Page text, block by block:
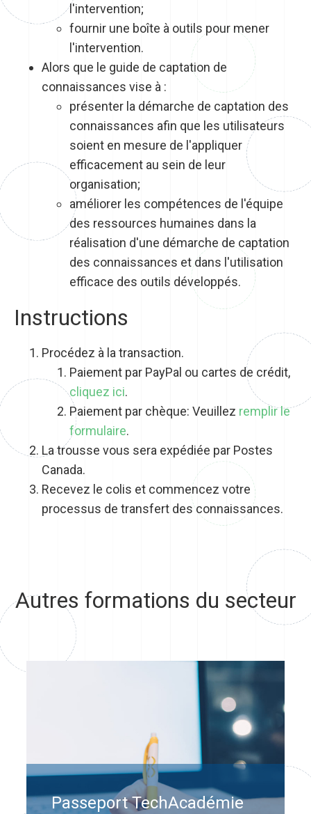
l'intervention;
fournir une boîte à outils pour mener
l'intervention.
Alors que le guide de captation de
connaissances vise à :
​présenter la démarche de captation des
connaissances afin que les utilisateurs
soient en mesure de l'appliquer
efficacement au sein de leur
organisation;
améliorer les compétences de l'équipe
des ressources humaines dans la
réalisation d'une démarche de captation
des connaissances et dans l'utilisation
efficace des outils développés.
Instructions
Procédez à la transaction.
​Paiement par PayPal ou cartes de crédit,
cliquez ici.
Paiement par chèque: Veuillez remplir le
formulaire.
La trousse vous sera expédiée par Postes
Canada.
Recevez le colis et commencez votre
processus de transfert des connaissances.
Autres formations du secteur
Passeport TechAcadémie